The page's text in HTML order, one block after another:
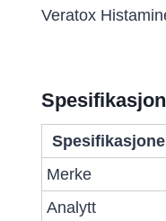
Veratox
Merke
Analytt